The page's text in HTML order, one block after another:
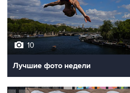
10
Лучшие фото недели